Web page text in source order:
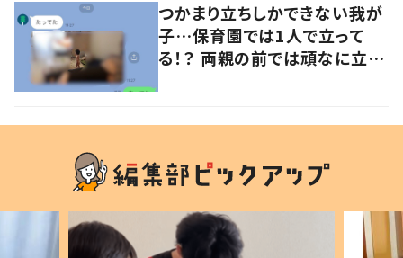
つかまり立ちしかできない我が
子…保育園では1人で立って
る！？ 両親の前では頑なに立た